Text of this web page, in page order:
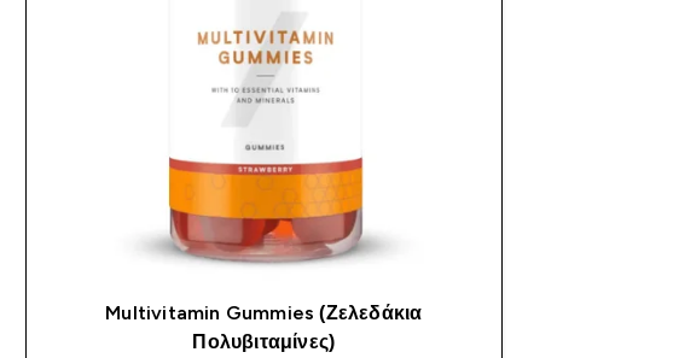
Multivitamin Gummies (Ζελεδάκια
Πολυβιταμίνες)